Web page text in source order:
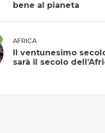
bene al pianeta
AFRICA
Il ventunesimo
sarà il secolo